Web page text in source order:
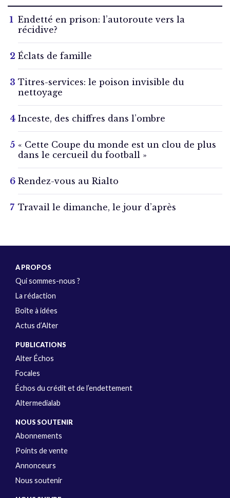
Endetté en prison: l’autoroute vers la
récidive?
Éclats de famille
Titres-services: le poison invisible du
nettoyage
Inceste, des chiffres dans l’ombre
« Cette Coupe du monde est un clou de plus
dans le cercueil du football »
Rendez-vous au Rialto
Travail le dimanche, le jour d’après
A PROPOS
Qui sommes-nous ?
La rédaction
Boîte à idées
Actus d’Alter
PUBLICATIONS
Alter Échos
Focales
Échos du crédit et de l’endettement
Altermedialab
NOUS SOUTENIR
Abonnements
Points de vente
Annonceurs
Nous soutenir